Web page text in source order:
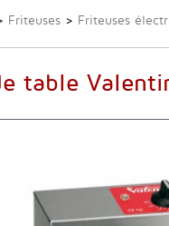
Friteuses > Friteuses
table